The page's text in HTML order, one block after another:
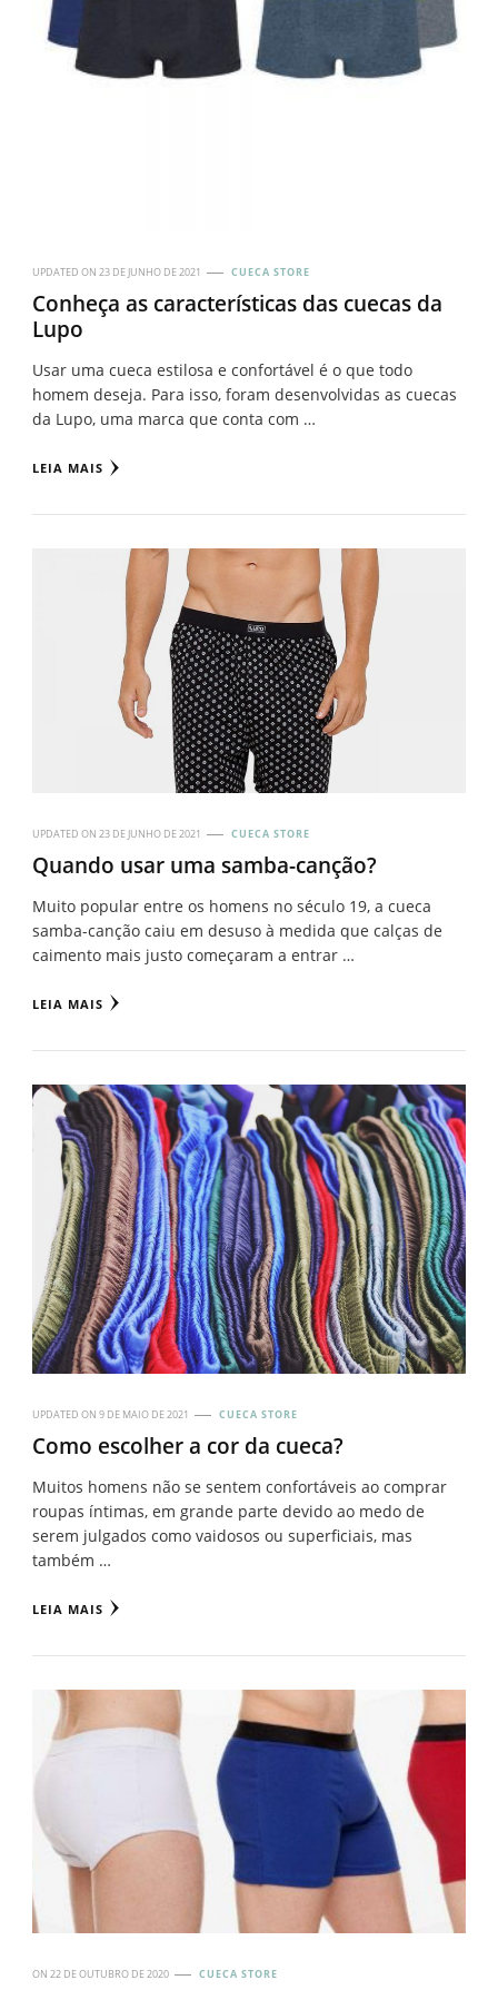
UPDATED ON 23 DE JUNHO DE 2021 CUECA STORE
Conheça as características das cuecas da
Lupo
Usar uma cueca estilosa e confortável é o que todo
homem deseja. Para isso, foram desenvolvidas as cuecas
da Lupo, uma marca que conta com …
LEIA MAIS
UPDATED ON 23 DE JUNHO DE 2021 CUECA STORE
Quando usar uma samba-canção?
Muito popular entre os homens no século 19, a cueca
samba-canção caiu em desuso à medida que calças de
caimento mais justo começaram a entrar …
LEIA MAIS
UPDATED ON 9 DE MAIO DE 2021 CUECA STORE
Como escolher a cor da cueca?
Muitos homens não se sentem confortáveis ao comprar
roupas íntimas, em grande parte devido ao medo de
serem julgados como vaidosos ou superficiais, mas
também …
LEIA MAIS
ON 22 DE OUTUBRO DE 2020 CUECA STORE